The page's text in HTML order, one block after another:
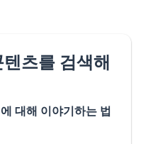
츠를 검색해
대해 이야기하는 법